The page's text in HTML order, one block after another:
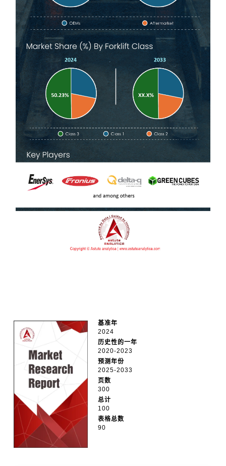
基准年
2024
历史性的一年
2020-2023
预测年份
2025-2033
页数
300
总计
100
表格总数
90